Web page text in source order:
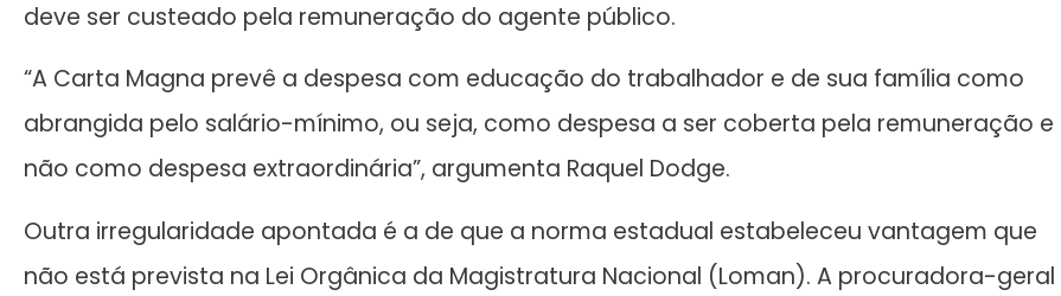
deve ser custeado pela remuneração do agente público.
“A Carta Magna prevê a despesa com educação do trabalhador e de sua família como
abrangida pelo salário-mínimo, ou seja, como despesa a ser coberta pela remuneração e
não como despesa extraordinária”, argumenta Raquel Dodge.
Outra irregularidade apontada é a de que a norma estadual estabeleceu vantagem que
não está prevista na Lei Orgânica da Magistratura Nacional (Loman). A procuradora-geral